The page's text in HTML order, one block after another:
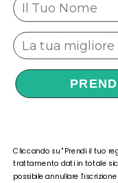
Test Genetici e
nel nostro DNA
Cliccando su "Prendi il tuo
trattamento dati in totale
possibile annullare